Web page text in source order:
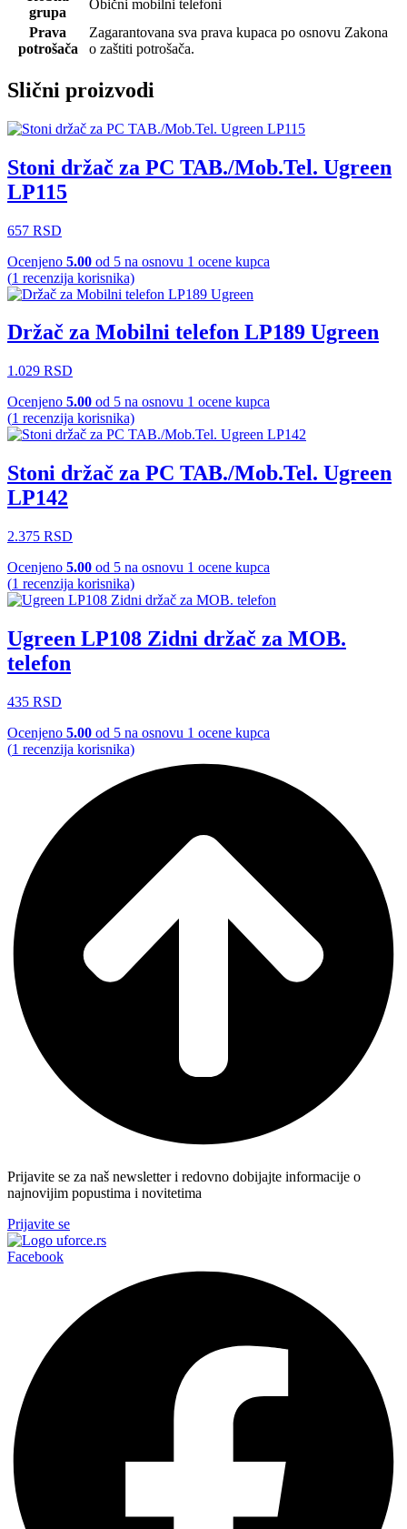
grupa
Obični mobilni telefoni
Prava
potrošača
Zagarantovana sva prava kupaca po osnovu Zakona
o zaštiti potrošača.
Slični proizvodi
Stoni držač za PC TAB./Mob.Tel. Ugreen
LP115
657 RSD
Ocenjeno 5.00 od 5 na osnovu 1 ocene kupca
(1 recenzija korisnika)
Držač za Mobilni telefon LP189 Ugreen
1.029 RSD
Ocenjeno 5.00 od 5 na osnovu 1 ocene kupca
(1 recenzija korisnika)
Stoni držač za PC TAB./Mob.Tel. Ugreen
LP142
2.375 RSD
Ocenjeno 5.00 od 5 na osnovu 1 ocene kupca
(1 recenzija korisnika)
Ugreen LP108 Zidni držač za MOB.
telefon
435 RSD
Ocenjeno 5.00 od 5 na osnovu 1 ocene kupca
(1 recenzija korisnika)
Prijavite se za naš newsletter i redovno dobijajte informacije o
najnovijim popustima i novitetima
Prijavite se
Facebook